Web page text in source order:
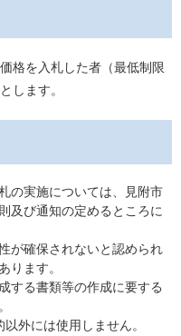
格を入札した者（最低制限
します。
の実施については、見附市
及び通知の定めるところに
が確保されないと認められ
ります。
する書類等の作成に要する
外には使用しません。